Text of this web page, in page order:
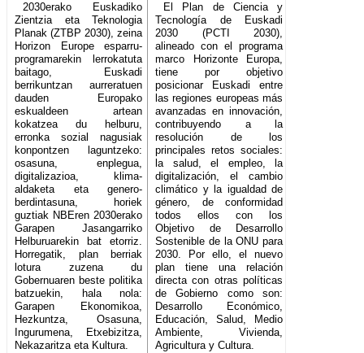
2030erako Euskadiko
Zientzia eta Teknologia
Planak (ZTBP 2030), zeina
Horizon Europe esparru-
programarekin lerrokatuta
baitago, Euskadi
berrikuntzan aurreratuen
dauden Europako
eskualdeen artean
kokatzea du helburu,
erronka sozial nagusiak
konpontzen laguntzeko:
osasuna, enplegua,
digitalizazioa, klima-
aldaketa eta genero-
berdintasuna, horiek
guztiak NBEren 2030erako
Garapen Jasangarriko
Helburuarekin bat etorriz.
Horregatik, plan berriak
lotura zuzena du
Gobernuaren beste politika
batzuekin, hala nola:
Garapen Ekonomikoa,
Hezkuntza, Osasuna,
Ingurumena, Etxebizitza,
Nekazaritza eta Kultura.
El Plan de Ciencia y
Tecnología de Euskadi
2030 (PCTI 2030),
alineado con el programa
marco Horizonte Europa,
tiene por objetivo
posicionar Euskadi entre
las regiones europeas más
avanzadas en innovación,
contribuyendo a la
resolución de los
principales retos sociales:
la salud, el empleo, la
digitalización, el cambio
climático y la igualdad de
género, de conformidad
todos ellos con los
Objetivo de Desarrollo
Sostenible de la ONU para
2030. Por ello, el nuevo
plan tiene una relación
directa con otras políticas
de Gobierno como son:
Desarrollo Económico,
Educación, Salud, Medio
Ambiente, Vivienda,
Agricultura y Cultura.